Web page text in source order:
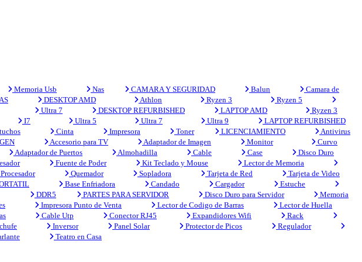
Memoria Usb Nas CAMARA Y SEGURIDAD Balun
Camara de
DESKTOP AMD Athlon Ryzen 3
Ryzen 5
Ultra 7 DESKTOP REFURBISHED LAPTOP AMD
Ryzen 3
I7 Ultra 5 Ultra 7 Ultra 9
LAPTOP REFURBISHED
Cinta Impresora Toner LICENCIAMIENTO
Antivirus
Accesorio para TV Adaptador de Imagen Monitor
Curvo
Adaptador de Puertos Almohadilla Cable Case
Disco Duro
Fuente de Poder Kit Teclado y Mouse
Lector de Memoria
Procesador Quemador Sopladora Tarjeta de Red
Tarjeta de Video
Base Enfriadora Candado Cargador
Estuche
DDR5 PARTES PARA SERVIDOR Disco Duro para Servidor
Memoria
Impresora Punto de Venta Lector de Codigo de Barras
Lector de Huella
Cable Utp Conector RJ45 Expandidores Wifi
Rack
Inversor Panel Solar Protector de Picos
Regulador
Teatro en Casa